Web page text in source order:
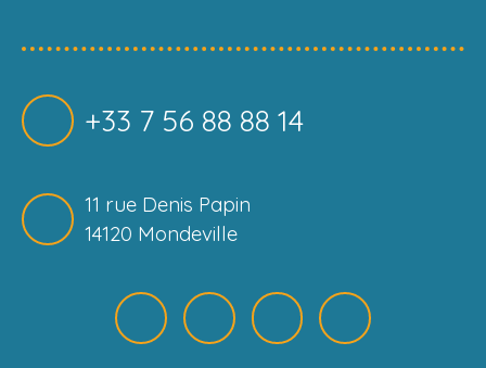
+33 7 56 88 88 14
11 rue Denis Papin
14120 Mondeville